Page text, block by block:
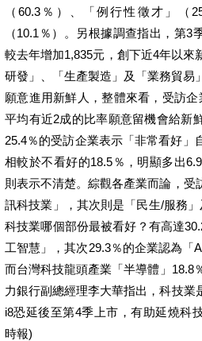
（60.3％）、「例行性徵才」（
（10.1％）。另根據調查指出，第3
較去年增加1,835元，創下近4年以來
研發」、「生產製造」及「業務貿易
願意進用新鮮人，整體來看，受訪企
平均有近2成的比率願意留機會給新
25.4％的受訪企業表示「非常看好」
相較於不看好的18.5％，明顯多出
則表示不清楚。綜觀各產業而論，受
訊科技業」，其次則是「民生/服務
科技業哪個部份最被看好？有高達
工智慧」，其次29.3％的企業認為「
而台灣科技龍頭產業「半導體」18.8
力銀行副總經理李大華指出，科技業
i8恐延後至第4季上市，有助延燒科
時報)